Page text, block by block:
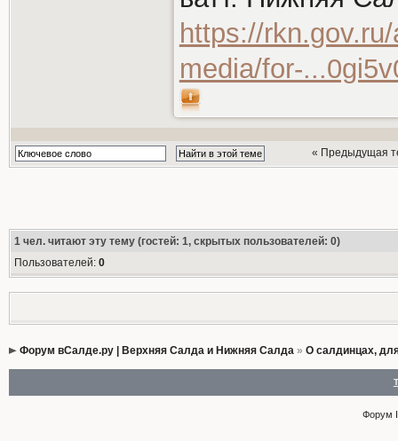
https://
media/for-
« Предыдущая
1чел. читают эту тему (гостей: 1, скрытых пользователей: 0)
Пользователей: 0
Форум вСалде.ру | Верхняя Салда и Нижняя Салда» О салдинцах,
Форум